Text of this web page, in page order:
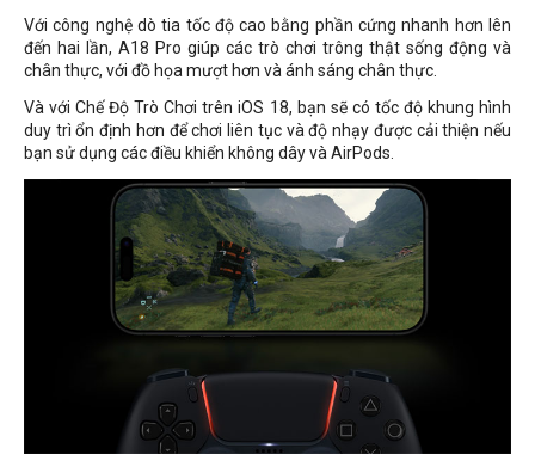
Với công nghệ dò tia tốc độ cao bằng phần cứng nhanh hơn lên
đến hai lần, A18 Pro giúp các trò chơi trông thật sống động và
chân thực, với đồ họa mượt hơn và ánh sáng chân thực.
Và với Chế Độ Trò Chơi trên iOS 18, bạn sẽ có tốc độ khung hình
duy trì ổn định hơn để chơi liên tục và độ nhạy được cải thiện nếu
bạn sử dụng các điều khiển không dây và AirPods.